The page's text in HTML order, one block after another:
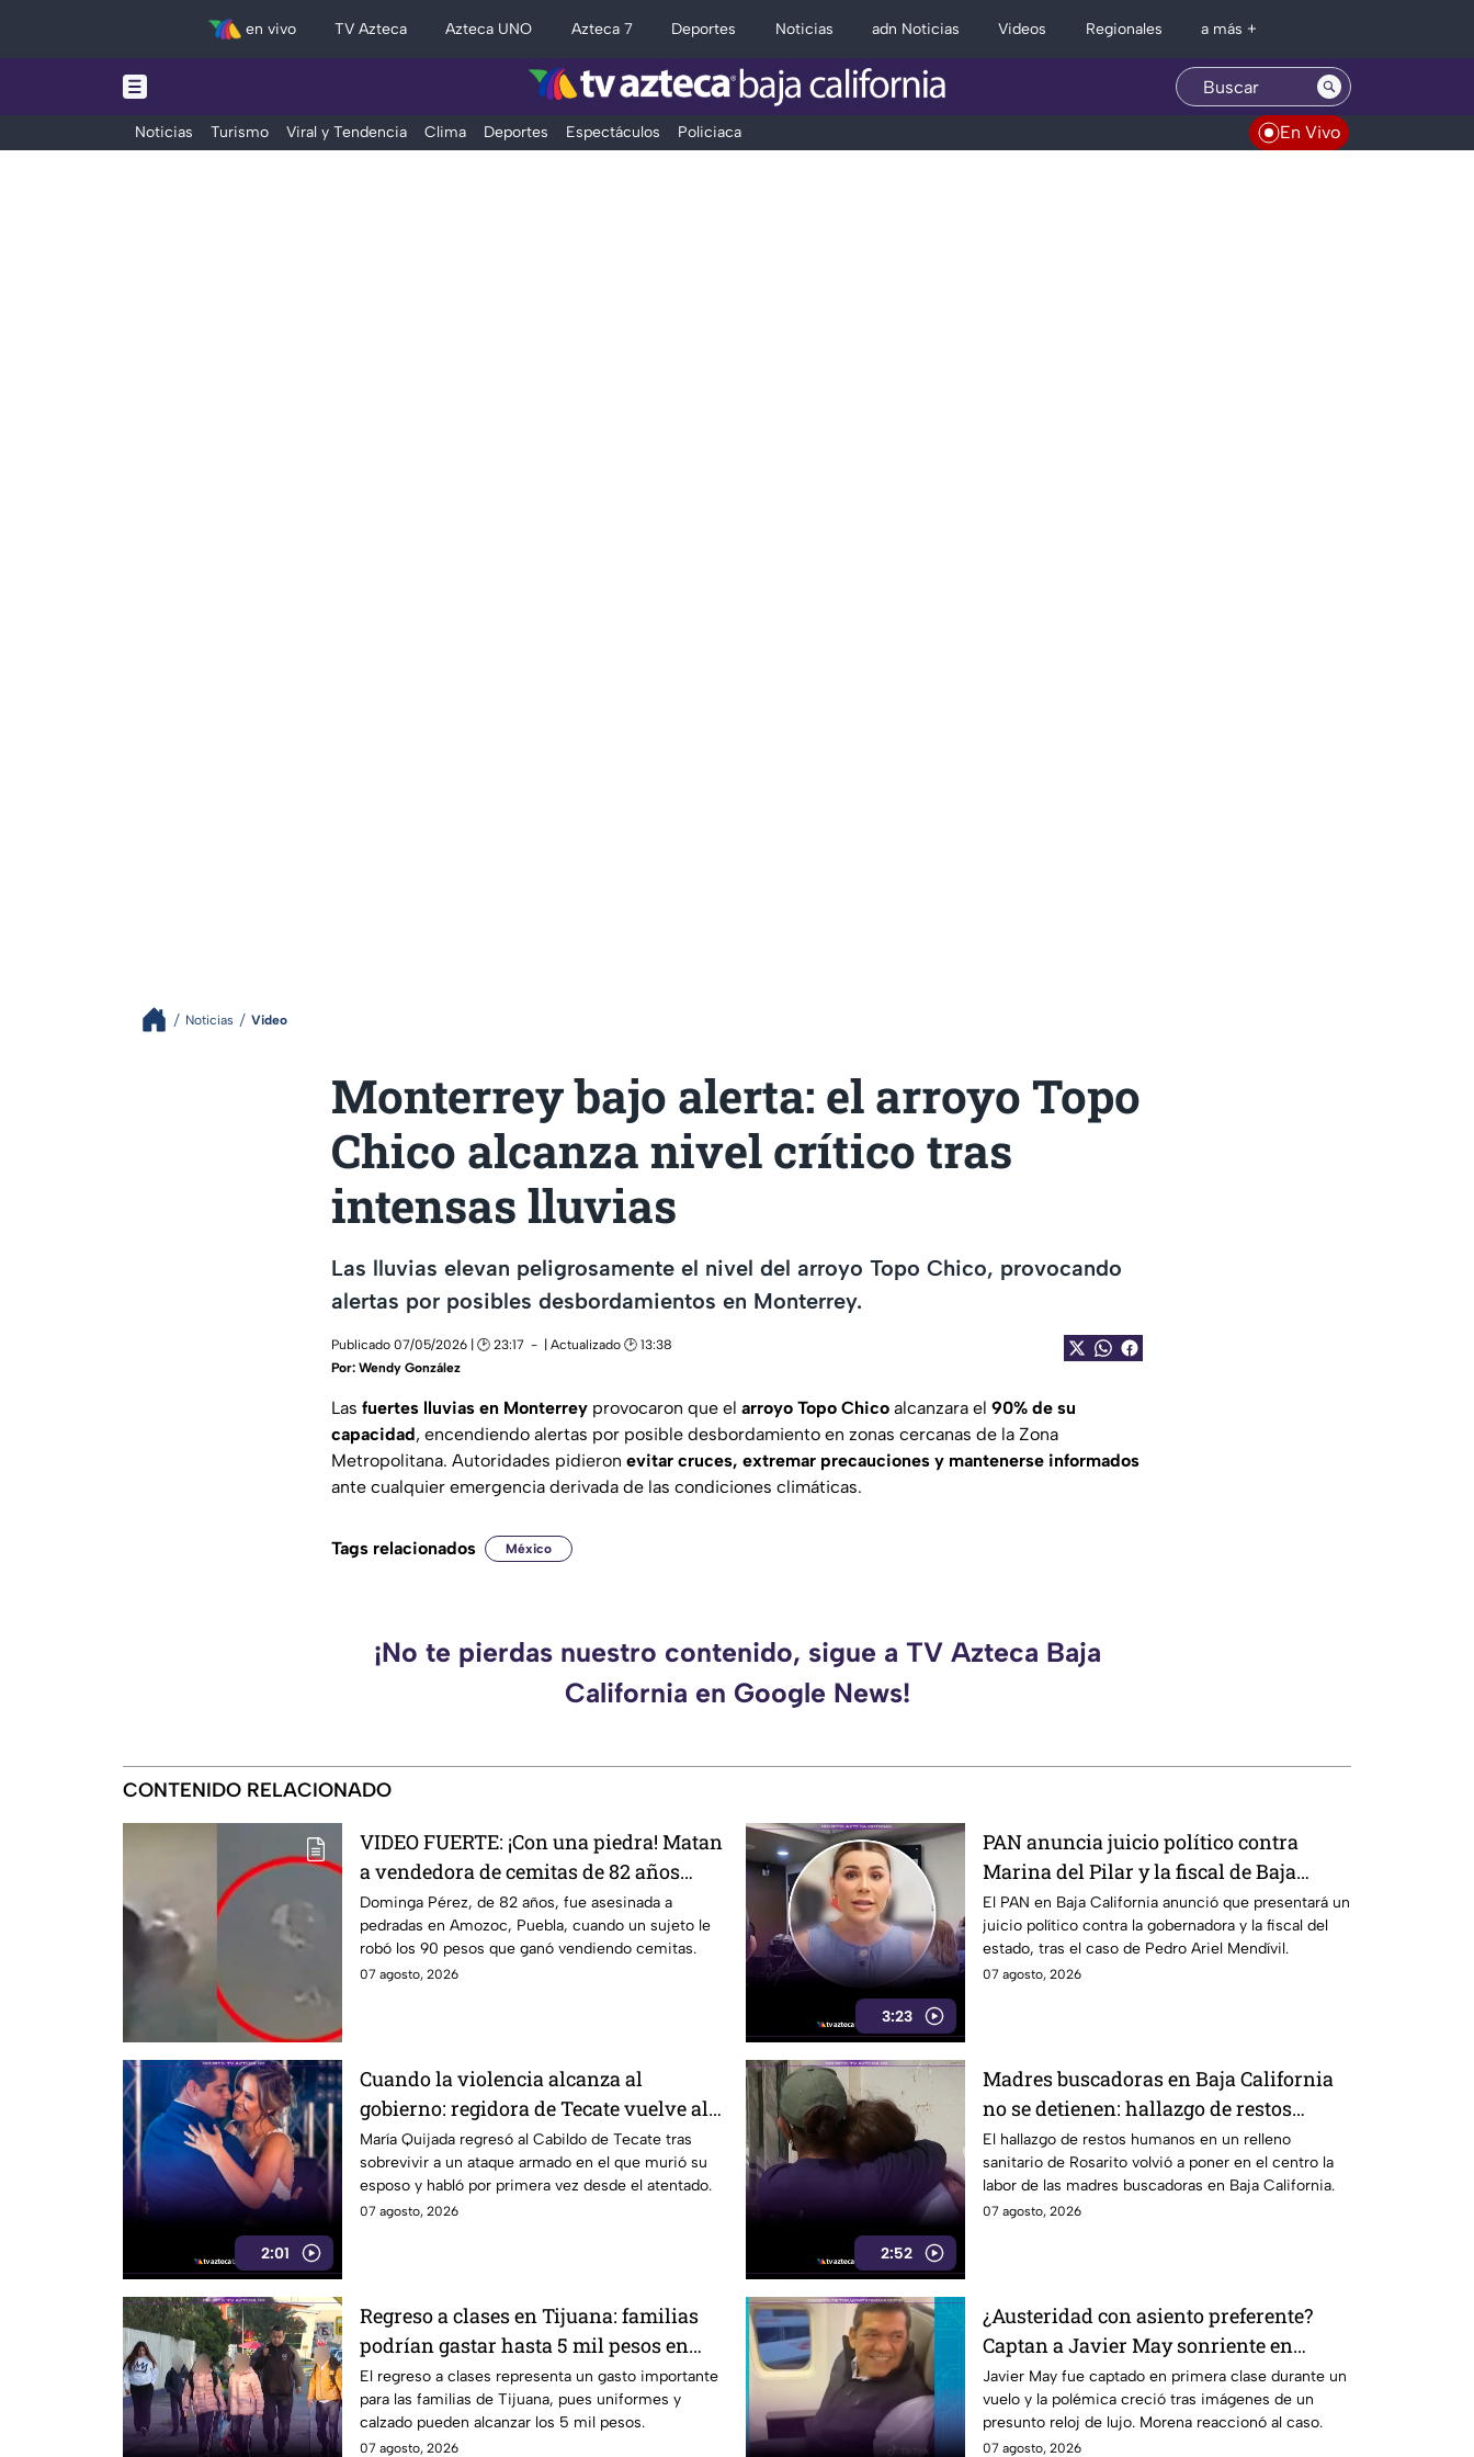
en vivo TV Azteca Azteca UNO Azteca 7 Deportes Noticias adn Noticias Videos Regionales a más +
Noticias Turismo Viral y Tendencia Clima Deportes Espectáculos Policiaca En Vivo
Noticias Video
Monterrey bajo alerta: el arroyo Topo
Chico alcanza nivel crítico tras
intensas lluvias
Las lluvias elevan peligrosamente el nivel del arroyo Topo Chico, provocando
alertas por posibles desbordamientos en Monterrey.
Publicado 07/05/2026 | 🕑 23:17
| Actualizado 🕑 13:38
Por: Wendy González
Las fuertes lluvias en Monterrey provocaron que el arroyo Topo Chico alcanzara el 90% de su
capacidad, encendiendo alertas por posible desbordamiento en zonas cercanas de la Zona
Metropolitana. Autoridades pidieron evitar cruces, extremar precauciones y mantenerse informados
ante cualquier emergencia derivada de las condiciones climáticas.
Tags relacionados México
¡No te pierdas nuestro contenido, sigue a TV Azteca Baja
California en Google News!
CONTENIDO RELACIONADO
VIDEO FUERTE: ¡Con una piedra! Matan
a vendedora de cemitas de 82 años
mientras iba a su casa
Dominga Pérez, de 82 años, fue asesinada a
pedradas en Amozoc, Puebla, cuando un sujeto le
robó los 90 pesos que ganó vendiendo cemitas.
07 agosto, 2026
3:23
PAN anuncia juicio político contra
Marina del Pilar y la fiscal de Baja
California
El PAN en Baja California anunció que presentará un
juicio político contra la gobernadora y la fiscal del
estado, tras el caso de Pedro Ariel Mendívil.
07 agosto, 2026
2:01
Cuando la violencia alcanza al
gobierno: regidora de Tecate vuelve al
Cabildo tras sobrevivir a un ataque
armado
María Quijada regresó al Cabildo de Tecate tras
sobrevivir a un ataque armado en el que murió su
esposo y habló por primera vez desde el atentado.
07 agosto, 2026
2:52
Madres buscadoras en Baja California
no se detienen: hallazgo de restos
humanos reaviva la preocupación
El hallazgo de restos humanos en un relleno
sanitario de Rosarito volvió a poner en el centro la
labor de las madres buscadoras en Baja California.
07 agosto, 2026
Regreso a clases en Tijuana: familias
podrían gastar hasta 5 mil pesos en
uniformes y calzado
El regreso a clases representa un gasto importante
para las familias de Tijuana, pues uniformes y
calzado pueden alcanzar los 5 mil pesos.
07 agosto, 2026
¿Austeridad con asiento preferente?
Captan a Javier May sonriente en
primera clase y Morena le “jala las
orejas”
Javier May fue captado en primera clase durante un
vuelo y la polémica creció tras imágenes de un
presunto reloj de lujo. Morena reaccionó al caso.
07 agosto, 2026